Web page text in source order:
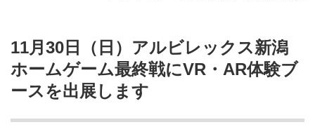
11月30日（日）アルビレックス新潟
ホームゲーム最終戦にVR・AR体験ブ
ースを出展します